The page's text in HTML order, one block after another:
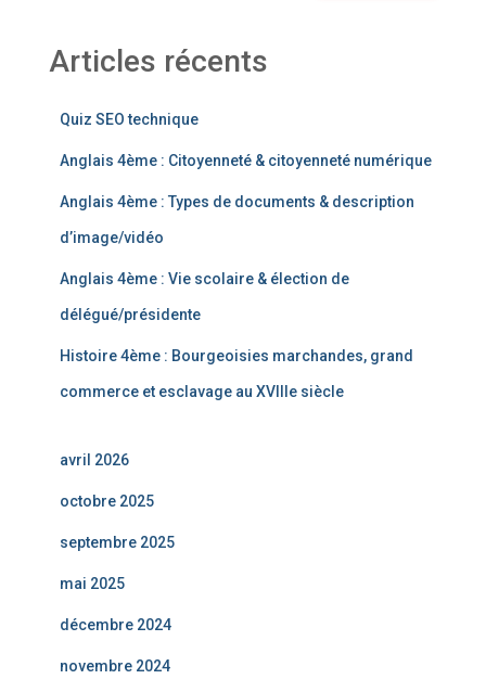
Articles récents
Quiz SEO technique
Anglais 4ème : Citoyenneté & citoyenneté numérique
Anglais 4ème : Types de documents & description
d’image/vidéo
Anglais 4ème : Vie scolaire & élection de
délégué/présidente
Histoire 4ème : Bourgeoisies marchandes, grand
commerce et esclavage au XVIIIe siècle
avril 2026
octobre 2025
septembre 2025
mai 2025
décembre 2024
novembre 2024